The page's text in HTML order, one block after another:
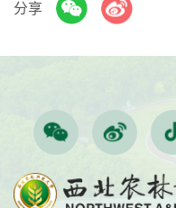
分享